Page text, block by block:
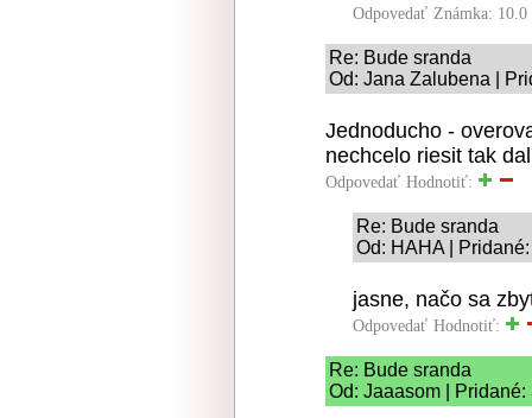
Odpovedať Známka: 10.0
Re: Bude sranda
Od: Jana Zalubena |
Jednoducho -
nechcelo riesit tak
Odpovedať Hodnotiť:
Re: Bude sranda
Od: HAHA |
jasne, načo sa
Odpovedať Hodnotiť:
Re: Bude sranda
Od: Jaaasom |